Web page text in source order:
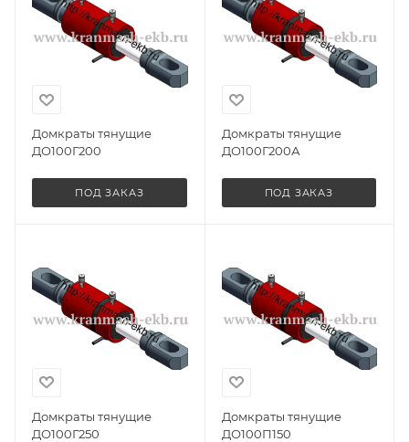
Домкраты тянущие
ДО100Г200
ПОД ЗАКАЗ
Домкраты тянущие
ДО100Г200А
ПОД ЗАКАЗ
Домкраты тянущие
ДО100Г250
Домкраты тянущие
ДО100П150